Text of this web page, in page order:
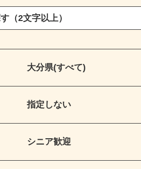
大分県(すべて)
指定しない
シニア歓迎